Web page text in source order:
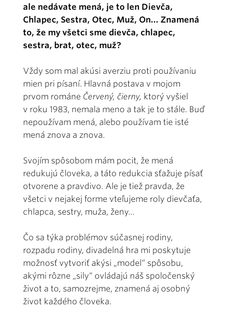
ale nedávate mená, je to len Dievča,
Chlapec, Sestra, Otec, Muž, On... Znamená
to, že my všetci sme dievča, chlapec,
sestra, brat, otec, muž?
Vždy som mal akúsi averziu proti používaniu
mien pri písaní. Hlavná postava v mojom
prvom románe Červený, čierny, ktorý vyšiel
v roku 1983, nemala meno a tak je to stále. Buď
nepoužívam mená, alebo používam tie isté
mená znova a znova.
Svojím spôsobom mám pocit, že mená
redukujú človeka, a táto redukcia sťažuje písať
otvorene a pravdivo. Ale je tiež pravda, že
všetci v nejakej forme vteľujeme roly dievčaťa,
chlapca, sestry, muža, ženy...
Čo sa týka problémov súčasnej rodiny,
rozpadu rodiny, divadelná hra mi poskytuje
možnosť vytvoriť akýsi „model“ spôsobu,
akými rôzne „sily“ ovládajú náš spoločenský
život a to, samozrejme, znamená aj osobný
život každého človeka.